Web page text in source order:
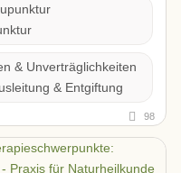
& Unverträglichkeiten
& Entgiftung
98